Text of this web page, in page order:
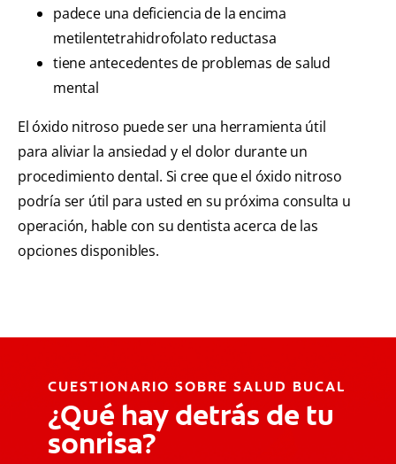
padece una deficiencia de la encima
metilentetrahidrofolato reductasa
tiene antecedentes de problemas de salud
mental
El óxido nitroso puede ser una herramienta útil
para aliviar la ansiedad y el dolor durante un
procedimiento dental. Si cree que el óxido nitroso
podría ser útil para usted en su próxima consulta u
operación, hable con su dentista acerca de las
opciones disponibles.
CUESTIONARIO SOBRE SALUD BUCAL
¿Qué hay detrás de tu
sonrisa?